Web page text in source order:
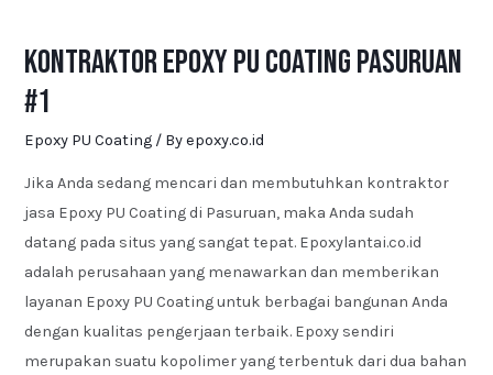
Kontraktor Epoxy PU Coating Pasuruan
#1
Epoxy PU Coating / Byepoxy.co.id
Jika Anda sedang mencari dan membutuhkan kontraktor
jasa Epoxy PU Coating di Pasuruan, maka Anda sudah
datang pada situs yang sangat tepat. Epoxylantai.co.id
adalah perusahaan yang menawarkan dan memberikan
layanan Epoxy PU Coating untuk berbagai bangunan Anda
dengan kualitas pengerjaan terbaik. Epoxy sendiri
merupakan suatu kopolimer yang terbentuk dari dua bahan